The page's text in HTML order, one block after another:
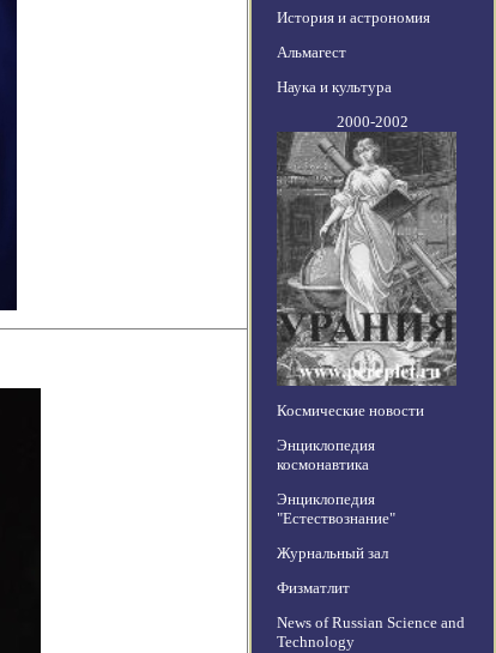
История и астрономия
Альмагест
Наука и культура
2000-2002
Космические новости
Энциклопедия
космонавтика
Энциклопедия
"Естествознание"
Журнальный зал
Физматлит
News of Russian Science and
Technology